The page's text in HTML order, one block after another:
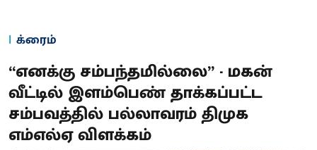
க்ரைம்
“எனக்கு சம்பந்தமில்லை” - மகன்
வீட்டில் இளம்பெண் தாக்கப்பட்ட
சம்பவத்தில் பல்லாவரம் திமுக
எம்எல்ஏ விளக்கம்